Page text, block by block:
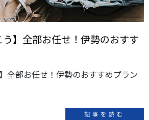
う】全部お任せ！伊勢のおすす
全部お任せ！伊勢のおすすめプラン
記事を読む